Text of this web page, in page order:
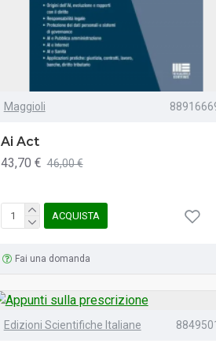
Maggioli
Ai Act
43,70 € 46,00 €
ACQUISTA
Fai una domanda
Edizioni Scientifiche Italiane